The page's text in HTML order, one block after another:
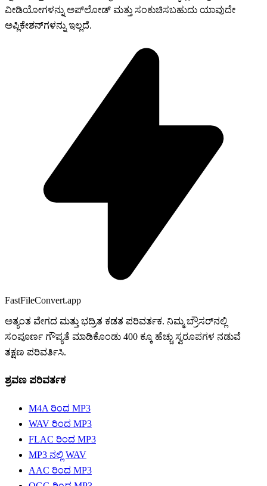
ವೀಡಿಯೋಗಳನ್ನು ಅಪ್‌ಲೋಡ್ ಮತ್ತು ಸಂಕುಚಿಸಬಹುದು ಯಾವುದೇ
ಅಪ್ಲಿಕೇಶನ್‌ಗಳನ್ನು ಇಲ್ಲದೆ.
FastFileConvert.app
ಅತ್ಯಂತ ವೇಗದ ಮತ್ತು ಭದ್ರಿತ ಕಡತ ಪರಿವರ್ತಕ. ನಿಮ್ಮ ಬ್ರೌಸರ್‌ನಲ್ಲಿ
ಸಂಪೂರ್ಣ ಗೌಪ್ಯತೆ ಮಾಡಿಕೊಂಡು 400 ಕ್ಕೂ ಹೆಚ್ಚು ಸ್ವರೂಪಗಳ ನಡುವೆ
ತಕ್ಷಣ ಪರಿವರ್ತಿಸಿ.
ಶ್ರವಣ ಪರಿವರ್ತಕ
M4A ರಿಂದ MP3
WAV ರಿಂದ MP3
FLAC ರಿಂದ MP3
MP3 ನಲ್ಲಿ WAV
AAC ರಿಂದ MP3